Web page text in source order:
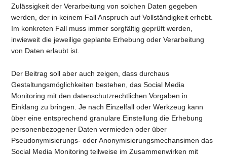
Zulässigkeit der Verarbeitung von solchen Daten gegeben
werden, der in keinem Fall Anspruch auf Vollständigkeit erhebt.
Im konkreten Fall muss immer sorgfältig geprüft werden,
inwieweit die jeweilige geplante Erhebung oder Verarbeitung
von Daten erlaubt ist.
Der Beitrag soll aber auch zeigen, dass durchaus
Gestaltungsmöglichkeiten bestehen, das Social Media
Monitoring mit den datenschutzrechtlichen Vorgaben in
Einklang zu bringen. Je nach Einzelfall oder Werkzeug kann
über eine entsprechend granulare Einstellung die Erhebung
personenbezogener Daten vermieden oder über
Pseudonymisierungs- oder Anonymisierungsmechansimen das
Social Media Monitoring teilweise im Zusammenwirken mit